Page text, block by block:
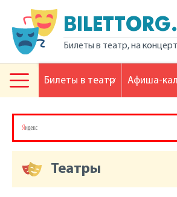
Билеты в театр, на
Театры
Билеты в театр Афиша-